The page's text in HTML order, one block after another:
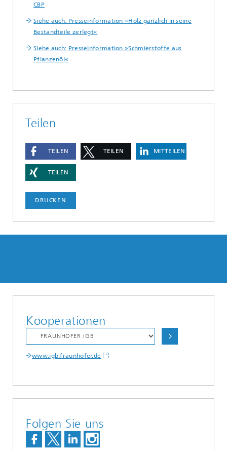
CBP
Siehe auch: Presseinformation »Holz gänzlich in seine
Bestandteile zerlegt«
Siehe auch: Presseinformation »Schmierstoffe aus
Pflanzenöl«
Teilen
TEILEN TEILEN MITTEILEN
TEILEN
DRUCKEN
Kooperationen
www.igb.fraunhofer.de
Folgen Sie uns